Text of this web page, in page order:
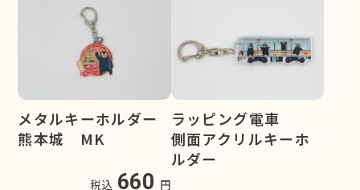
メタルキーホルダー
熊本城 MK
税込 660 円
ラッピング電車
側面アクリルキーホ
ルダー